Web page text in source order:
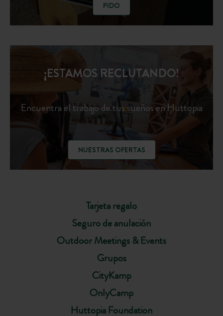
PIDO
Tarjeta regalo
Seguro de anulación
Outdoor Meetings & Events
Grupos
CityKamp
OnlyCamp
Huttopia Foundation
¡ESTAMOS RECLUTANDO!
Encuentra el trabajo de tus sueños en Huttopia
NUESTRAS OFERTAS